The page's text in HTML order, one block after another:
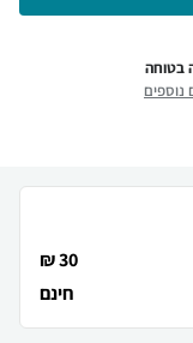
בטוחה
נוספים
30 ₪
חינם